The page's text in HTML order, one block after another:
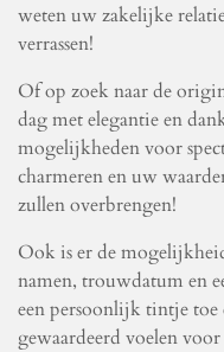
weten uw zakelijke
verrassen!
Of op zoek naar de
dag met elegantie en
mogelijkheden voor
charmeren en uw
zullen overbrengen!
Ook is er de
namen, trouwdatum en
een persoonlijk tintje toe
gewaardeerd voelen